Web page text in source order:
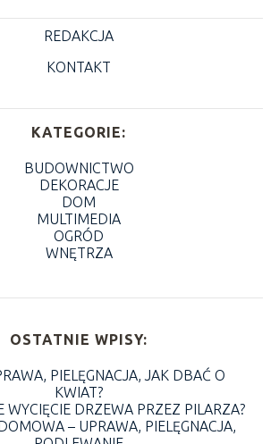
REDAKCJA
KONTAKT
KATEGORIE:
BUDOWNICTWO
DEKORACJE
DOM
MULTIMEDIA
OGRÓD
WNĘTRZA
OSTATNIE WPISY:
PIELĘGNACJA, JAK DBAĆ O
KWIAT?
WYCIĘCIE DRZEWA PRZEZ PILARZA?
– UPRAWA, PIELĘGNACJA,